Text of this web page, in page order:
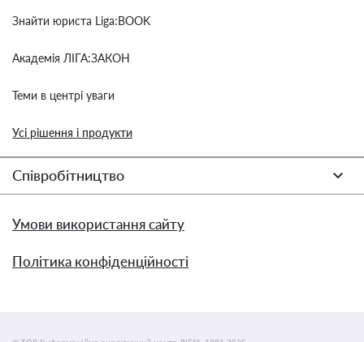
Знайти юриста Liga:BOOK
Академія ЛІГА:ЗАКОН
Теми в центрі уваги
Усі рішення і продукти
Співробітництво
Умови використання сайту
Політика конфіденційності